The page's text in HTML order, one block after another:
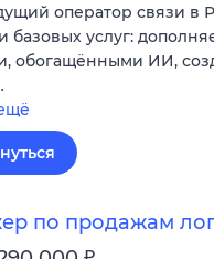
оператор связи в
базовых услуг:
обогащёнными ИИ,
по продажам